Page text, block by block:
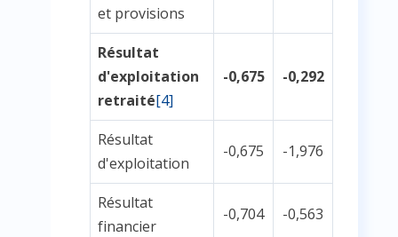
et provisions
Résultat
d'exploitation
retraité[4]
-0,675 -0,292
Résultat
d'exploitation
-0,675 -1,976
Résultat
financier
-0,704 -0,563